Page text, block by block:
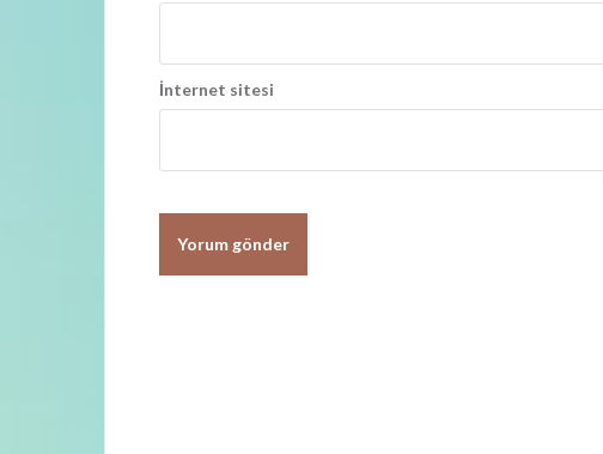
İnternet sitesi